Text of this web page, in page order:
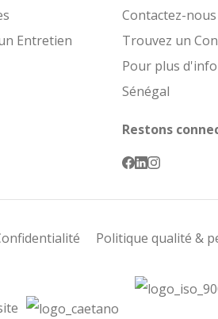
Entretien
Contactez-nous
Trouvez un
Pour plus
Sénégal
Restons
Politique qualité &